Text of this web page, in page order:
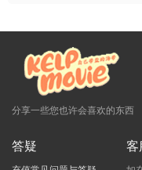
分享一些您也许会喜欢的东西
答疑 客